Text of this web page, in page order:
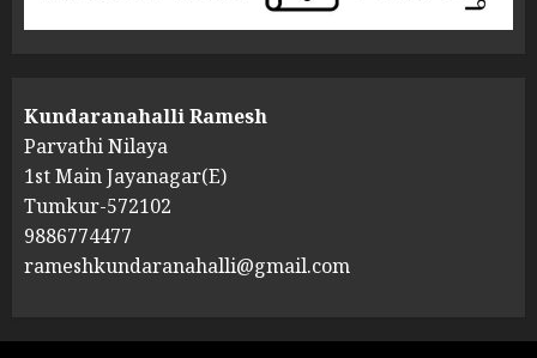
Kundaranahalli Ramesh
Parvathi Nilaya
1st Main Jayanagar(E)
Tumkur-572102
9886774477
rameshkundaranahalli@gmail.com